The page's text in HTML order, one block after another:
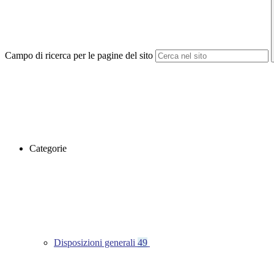
Campo di ricerca per le pagine del sito
Categorie
Disposizioni generali 49